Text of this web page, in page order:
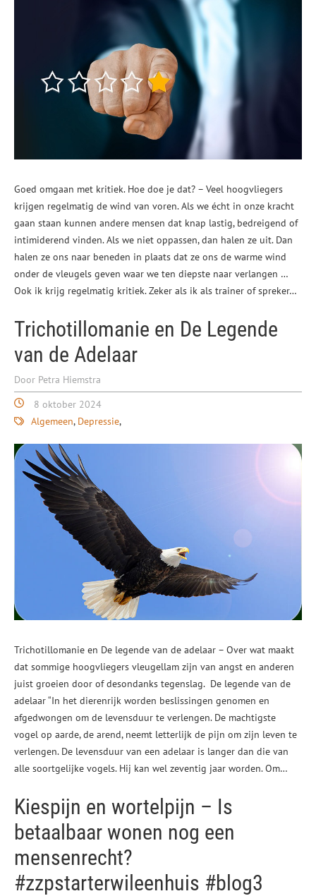
Goed omgaan met kritiek. Hoe doe je dat? – Veel hoogvliegers
krijgen regelmatig de wind van voren. Als we écht in onze kracht
gaan staan kunnen andere mensen dat knap lastig, bedreigend of
intimiderend vinden. Als we niet oppassen, dan halen ze uit. Dan
halen ze ons naar beneden in plaats dat ze ons de warme wind
onder de vleugels geven waar we ten diepste naar verlangen …
Ook ik krijg regelmatig kritiek. Zeker als ik als trainer of spreker…
Trichotillomanie en De Legende
van de Adelaar
Door Petra Hiemstra
8 oktober 2024
Algemeen Depressie
Trichotillomanie en De legende van de adelaar – Over wat maakt
dat sommige hoogvliegers vleugellam zijn van angst en anderen
juist groeien door of desondanks tegenslag. De legende van de
adelaar “In het dierenrijk worden beslissingen genomen en
afgedwongen om de levensduur te verlengen. De machtigste
vogel op aarde, de arend, neemt letterlijk de pijn om zijn leven te
verlengen. De levensduur van een adelaar is langer dan die van
alle soortgelijke vogels. Hij kan wel zeventig jaar worden. Om…
Kiespijn en wortelpijn – Is
betaalbaar wonen nog een
mensenrecht?
#zzpstarterwileenhuis #blog3